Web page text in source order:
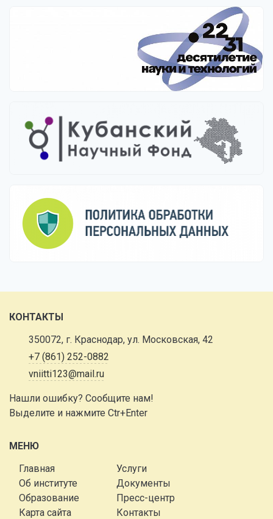
КОНТАКТЫ
350072, г. Краснодар, ул. Московская, 42
+7 (861) 252-0882
vniitti123@mail.ru
Нашли ошибку? Сообщите нам!
Выделите и нажмите Ctr+Enter
МЕНЮ
Главная
Услуги
Об институте
Документы
Образование
Пресс-центр
Карта сайта
Контакты